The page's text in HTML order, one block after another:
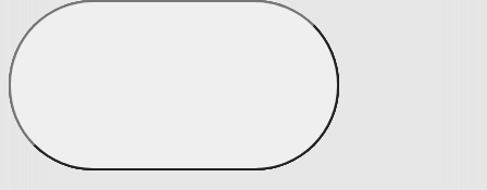
Prostěradla